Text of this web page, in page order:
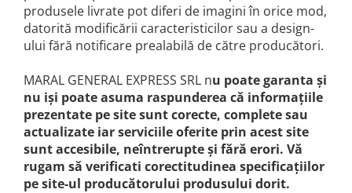
Pompe de stropit manuale
Accesorii pompe de stropit
Sere si solarii
Plase umbrire
Plantator rasaduri
Distribuitoare sare sau seminte
Semanatori
Aparat spalat cu presiune
Pistoale cu aer cald
Pistoale de lipit
Polizoare electrice
Role si prelungitoare
Trimmer electric
Echipamente electrice
Aeroterme industriale
Aparate de aer conditionat
produsele livrate pot diferi de imagini în orice mod,
datorită modificării caracteristicilor sau a design-
ului fără notificare prealabilă de către producători.
MARAL GENERAL EXPRESS SRL nu poate garanta şi
nu işi poate asuma raspunderea că informaţiile
prezentate pe site sunt corecte, complete sau
actualizate iar serviciile oferite prin acest site
sunt accesibile, neîntrerupte şi fără erori. Vă
rugam să verificati corectitudinea specificaţiilor
pe site-ul producătorului produsului dorit.